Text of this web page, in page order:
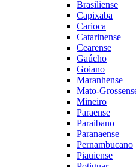
Brasiliense
Capixaba
Carioca
Catarinense
Cearense
Gaúcho
Goiano
Maranhense
Mato-
Mineiro
Paraense
Paraibano
Paranaense
Pernambucano
Piauiense